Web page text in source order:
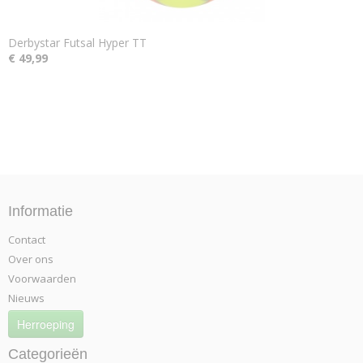
Derbystar Futsal Hyper TT
€ 49,99
Informatie
Contact
Over ons
Voorwaarden
Nieuws
Herroeping
Categorieën